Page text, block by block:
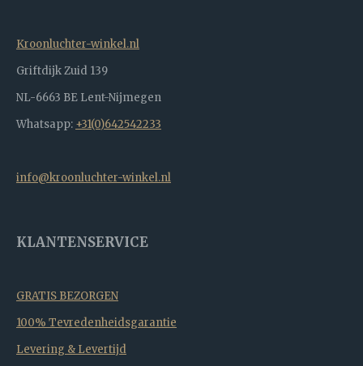
Kroonluchter-winkel.nl
Griftdijk Zuid 139
NL-6663 BE Lent-Nijmegen
Whatsapp: +31(0)642542233
info@kroonluchter-winkel.nl
KLANTENSERVICE
GRATIS BEZORGEN
100% Tevredenheidsgarantie
Levering & Levertijd